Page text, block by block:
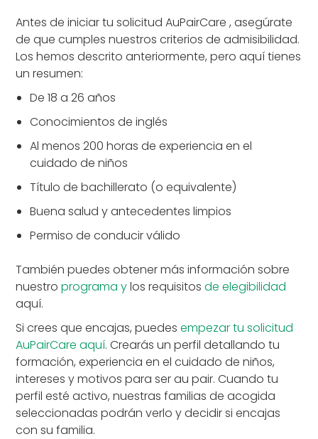
Antes de iniciar tu solicitud AuPairCare , asegúrate
de que cumples nuestros criterios de admisibilidad.
Los hemos descrito anteriormente, pero aquí tienes
un resumen:
De 18 a 26 años
Conocimientos de inglés
Al menos 200 horas de experiencia en el
cuidado de niños
Título de bachillerato (o equivalente)
Buena salud y antecedentes limpios
Permiso de conducir válido
También puedes obtener más información sobre
nuestroprograma ylos requisitosde elegibilidad
aquí.
Si crees que encajas, puedesempezar tu solicitud
AuPairCare aquí. Crearás un perfil detallando tu
formación, experiencia en el cuidado de niños,
intereses y motivos para ser au pair. Cuando tu
perfil esté activo, nuestras familias de acogida
seleccionadas podrán verlo y decidir si encajas
con su familia.